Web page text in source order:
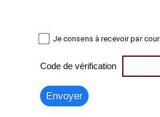
Je consens à recevoir par
Code de vérification